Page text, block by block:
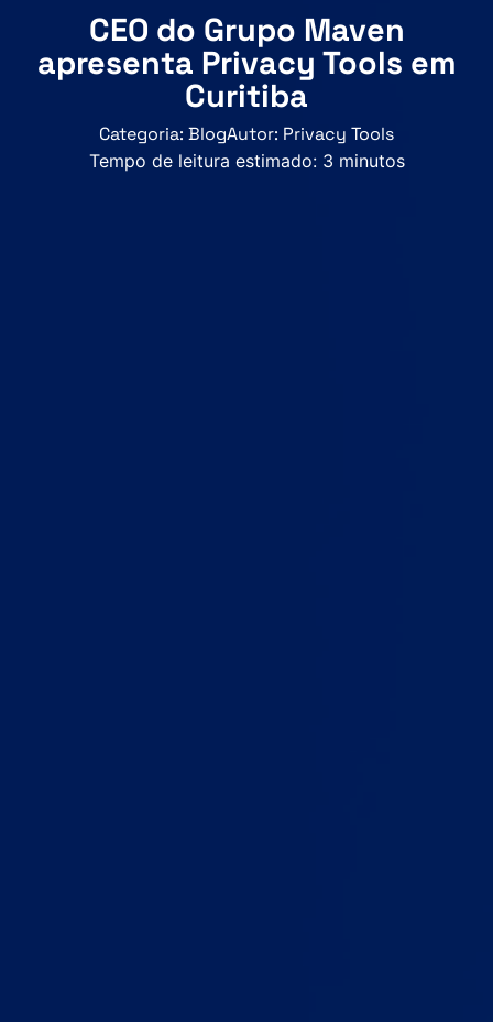
CEO do Grupo Maven
apresenta Privacy Tools em
Curitiba
Categoria: BlogAutor: Privacy Tools
Tempo de leitura estimado: 3 minutos